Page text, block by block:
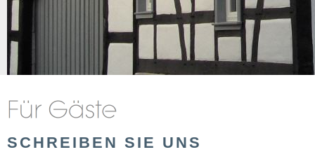
SCHREIBEN SIE UNS